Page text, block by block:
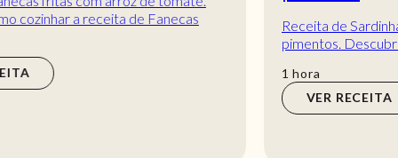
Receita de Sardinhas assadas com salada de
pimentos. Descubra como cozinhar a receita de
Sardinhas assadas com salada de pimentos de
maneira...
1hora